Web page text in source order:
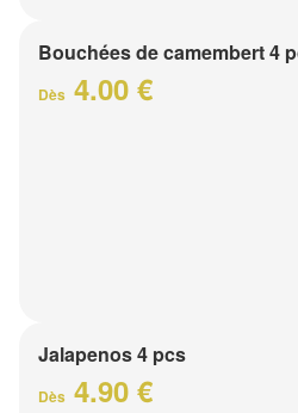
Bouchées de camembert 4
Dès 4.00 €
Jalapenos 4 pcs
Dès 4.90 €